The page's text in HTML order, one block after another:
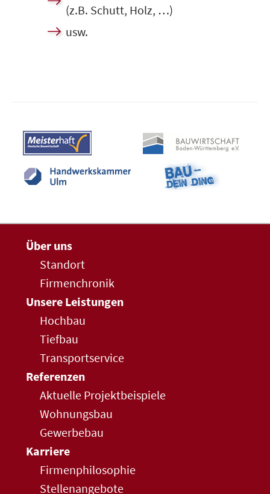
(z.B. Schutt, Holz, …)
usw.
Über uns
Standort
Firmenchronik
Unsere Leistungen
Hochbau
Tiefbau
Transportservice
Referenzen
Aktuelle Projektbeispiele
Wohnungsbau
Gewerbebau
Karriere
Firmenphilosophie
Stellenangebote